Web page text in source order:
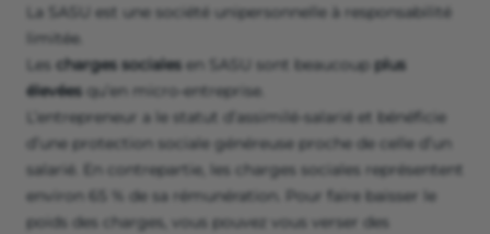
La SASU est une société unipersonnelle à responsabilité
limitée.
Les charges sociales en SASU sont beaucoup plus
élevées qu’en micro-entreprise.
L’entrepreneur a le statut d’assimilé-salarié et bénéficie
d’une protection sociale généreuse proche de celle d’un
salarié. En contrepartie, les charges sociales représentent
environ 65 % de sa rémunération. Pour faire baisser le
poids des charges, vous pouvez vous verser des